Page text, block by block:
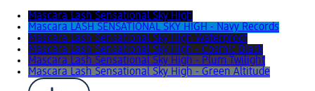
Mascara Lash Sensational Sky High
Mascara LASH SENSATIONAL SKY HIGH - Navy Records
Mascara Lash Sensational Sky High Waterproof
Mascara Lash Sensational Sky High - Cosmic Black
Mascara Lash Sensational Sky High - Plum Twilight
Mascara Lash Sensational Sky High - Green Altitude